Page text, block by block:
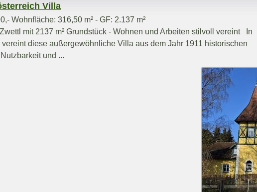
Villa
Wohnfläche: 316,50 m² - GF: 2.137 m²
mit 2137 m² Grundstück - Wohnen und Arbeiten stilvoll vereint In
diese außergewöhnliche Villa aus dem Jahr 1911 historischen
und ...